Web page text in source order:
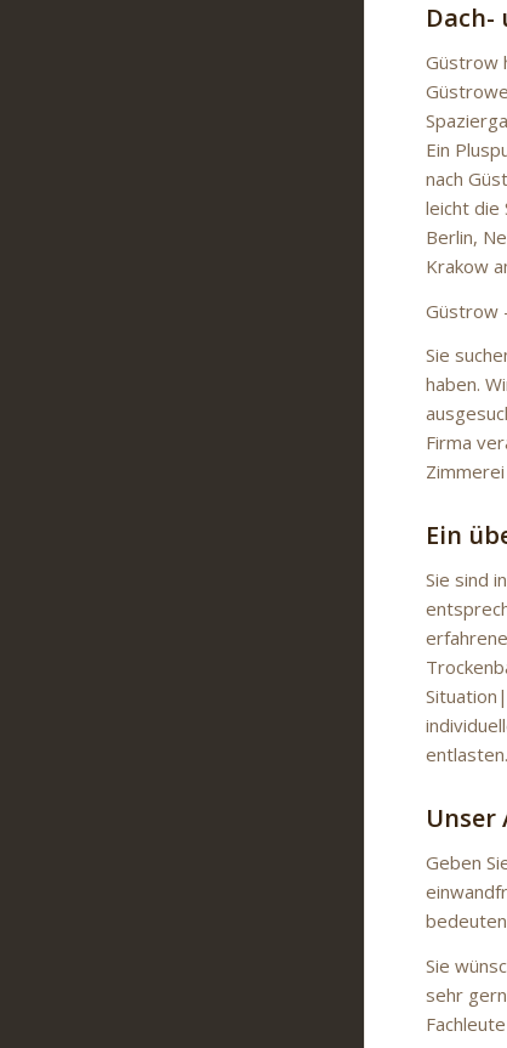
Güstrow
Ein
nach
leicht die
Berlin,
Krakow
Güstrow
Sie
haben.
Firma
Ein
Sie sind
entlasten.
Unser
Geben
Sie
sehr